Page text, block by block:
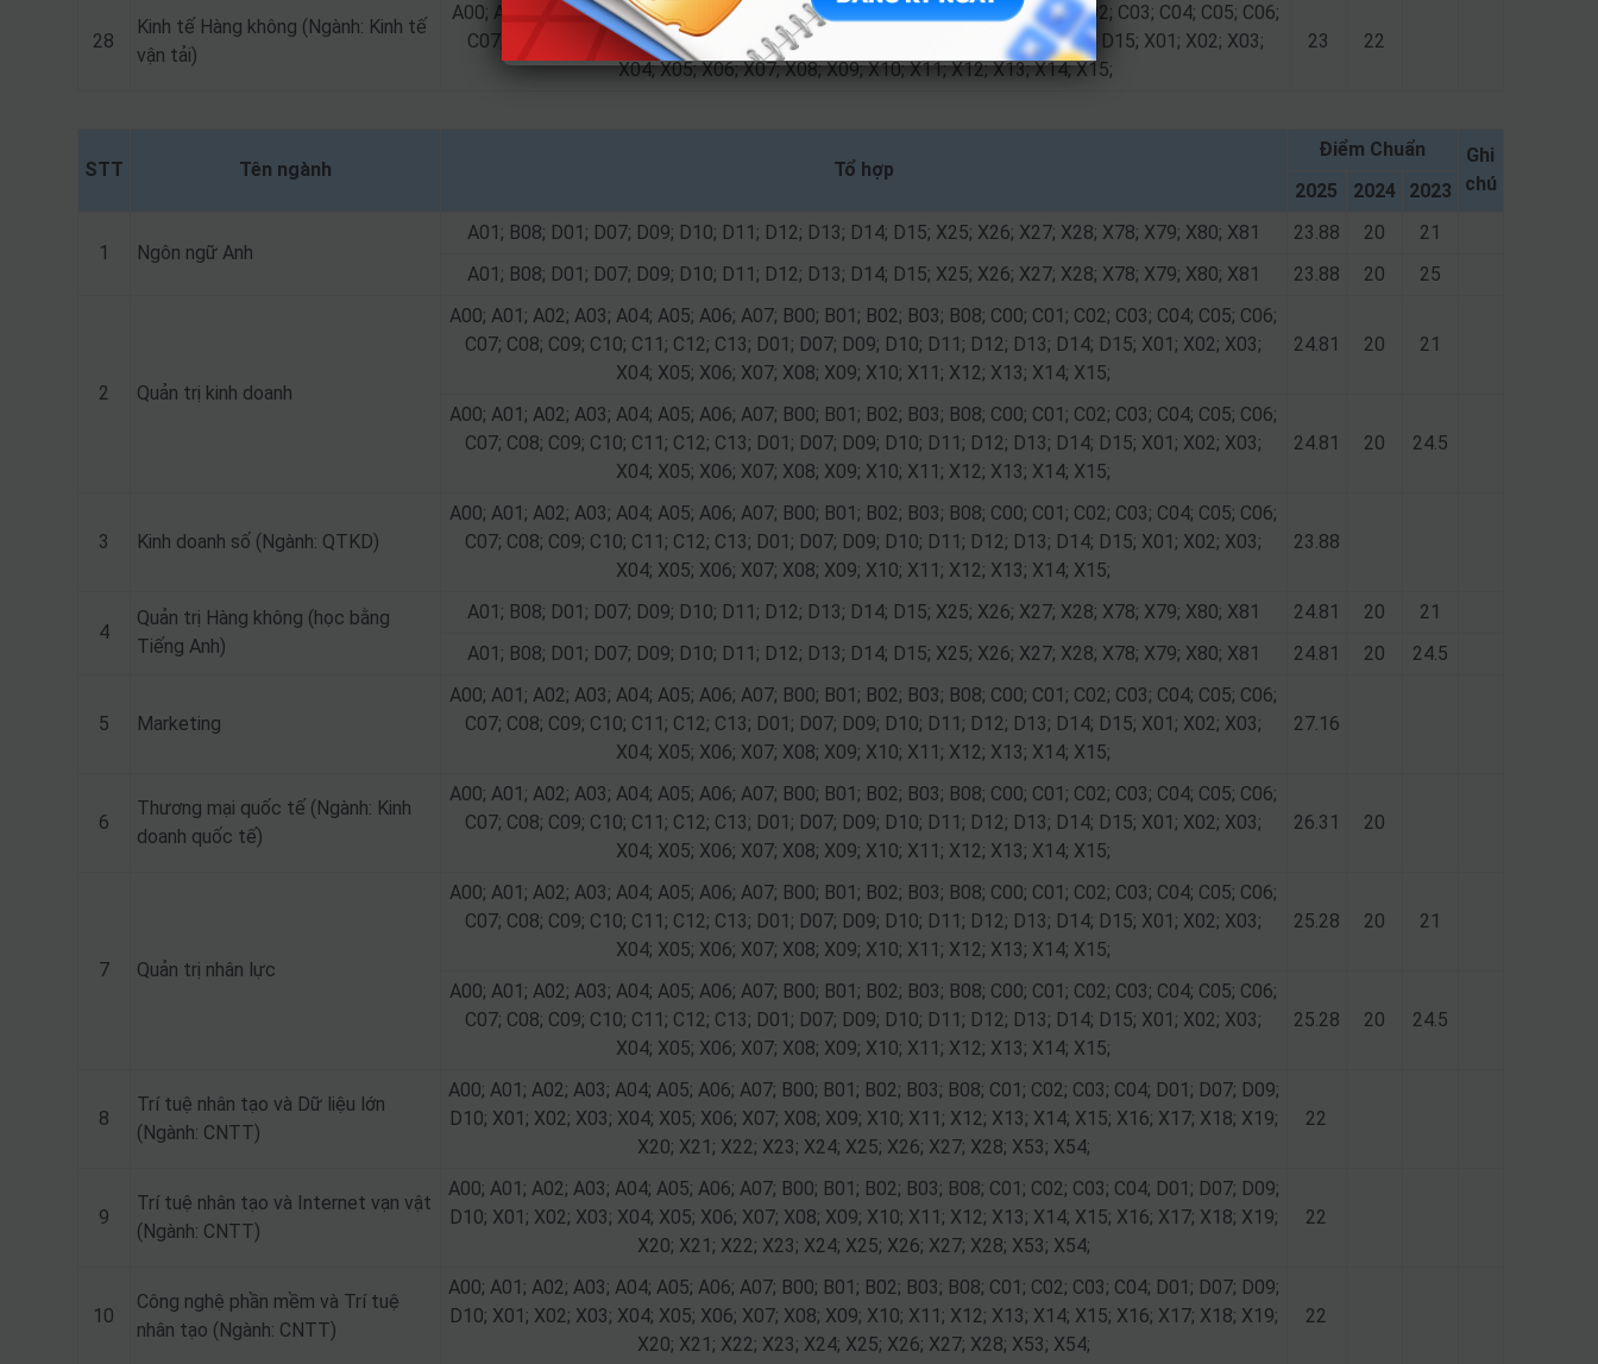
28
Kinh tế Hàng không (Ngành: Kinh tế
vận tải)
A00; A01; A02; A03; A04; A05; A06; A07; B00; B01; B02; B03; B08; C00; C01; C02; C03; C04; C05; C06;
C07; C08; C09; C10; C11; C12; C13; D01; D07; D09; D10; D11; D12; D13; D14; D15; X01; X02; X03;
X04; X05; X06; X07; X08; X09; X10; X11; X12; X13; X14; X15;
23 22
STT Tên ngành Tổ hợp
Điểm Chuẩn
Ghi
chú
2025 2024 2023
1 Ngôn ngữ Anh
A01; B08; D01; D07; D09; D10; D11; D12; D13; D14; D15; X25; X26; X27; X28; X78; X79; X80; X81 23.88 20
21
A01; B08; D01; D07; D09; D10; D11; D12; D13; D14; D15; X25; X26; X27; X28; X78; X79; X80; X81
23.88 20 25
2 Quản trị kinh doanh
A00; A01; A02; A03; A04; A05; A06; A07; B00; B01; B02; B03; B08; C00; C01; C02; C03; C04; C05; C06;
C07; C08; C09; C10; C11; C12; C13; D01; D07; D09; D10; D11; D12; D13; D14; D15; X01; X02; X03;
X04; X05; X06; X07; X08; X09; X10; X11; X12; X13; X14; X15;
24.81 20 21
A00; A01; A02; A03; A04; A05; A06; A07; B00; B01; B02; B03; B08; C00; C01; C02; C03; C04; C05; C06;
C07; C08; C09; C10; C11; C12; C13; D01; D07; D09; D10; D11; D12; D13; D14; D15; X01; X02; X03;
X04; X05; X06; X07; X08; X09; X10; X11; X12; X13; X14; X15;
24.81 20 24.5
3 Kinh doanh số (Ngành: QTKD)
A00; A01; A02; A03; A04; A05; A06; A07; B00; B01; B02; B03; B08; C00; C01; C02; C03; C04; C05; C06;
C07; C08; C09; C10; C11; C12; C13; D01; D07; D09; D10; D11; D12; D13; D14; D15; X01; X02; X03;
X04; X05; X06; X07; X08; X09; X10; X11; X12; X13; X14; X15;
23.88
4
Quản trị Hàng không (học bằng
Tiếng Anh)
A01; B08; D01; D07; D09; D10; D11; D12; D13; D14; D15; X25; X26; X27; X28; X78; X79; X80; X81 24.81 20
21
A01; B08; D01; D07; D09; D10; D11; D12; D13; D14; D15; X25; X26; X27; X28; X78; X79; X80; X81
24.81 20 24.5
5 Marketing
A00; A01; A02; A03; A04; A05; A06; A07; B00; B01; B02; B03; B08; C00; C01; C02; C03; C04; C05; C06;
C07; C08; C09; C10; C11; C12; C13; D01; D07; D09; D10; D11; D12; D13; D14; D15; X01; X02; X03;
X04; X05; X06; X07; X08; X09; X10; X11; X12; X13; X14; X15;
27.16
6
Thương mại quốc tế (Ngành: Kinh
doanh quốc tế)
A00; A01; A02; A03; A04; A05; A06; A07; B00; B01; B02; B03; B08; C00; C01; C02; C03; C04; C05; C06;
C07; C08; C09; C10; C11; C12; C13; D01; D07; D09; D10; D11; D12; D13; D14; D15; X01; X02; X03;
X04; X05; X06; X07; X08; X09; X10; X11; X12; X13; X14; X15;
26.31 20
7 Quản trị nhân lực
A00; A01; A02; A03; A04; A05; A06; A07; B00; B01; B02; B03; B08; C00; C01; C02; C03; C04; C05; C06;
C07; C08; C09; C10; C11; C12; C13; D01; D07; D09; D10; D11; D12; D13; D14; D15; X01; X02; X03;
X04; X05; X06; X07; X08; X09; X10; X11; X12; X13; X14; X15;
25.28 20 21
A00; A01; A02; A03; A04; A05; A06; A07; B00; B01; B02; B03; B08; C00; C01; C02; C03; C04; C05; C06;
C07; C08; C09; C10; C11; C12; C13; D01; D07; D09; D10; D11; D12; D13; D14; D15; X01; X02; X03;
X04; X05; X06; X07; X08; X09; X10; X11; X12; X13; X14; X15;
25.28 20 24.5
8
Trí tuệ nhân tạo và Dữ liệu lớn
(Ngành: CNTT)
A00; A01; A02; A03; A04; A05; A06; A07; B00; B01; B02; B03; B08; C01; C02; C03; C04; D01; D07; D09;
D10; X01; X02; X03; X04; X05; X06; X07; X08; X09; X10; X11; X12; X13; X14; X15; X16; X17; X18; X19;
X20; X21; X22; X23; X24; X25; X26; X27; X28; X53; X54;
22
9
Trí tuệ nhân tạo và Internet vạn vật
(Ngành: CNTT)
A00; A01; A02; A03; A04; A05; A06; A07; B00; B01; B02; B03; B08; C01; C02; C03; C04; D01; D07; D09;
D10; X01; X02; X03; X04; X05; X06; X07; X08; X09; X10; X11; X12; X13; X14; X15; X16; X17; X18; X19;
X20; X21; X22; X23; X24; X25; X26; X27; X28; X53; X54;
22
10
Công nghệ phần mềm và Trí tuệ
nhân tạo (Ngành: CNTT)
A00; A01; A02; A03; A04; A05; A06; A07; B00; B01; B02; B03; B08; C01; C02; C03; C04; D01; D07; D09;
D10; X01; X02; X03; X04; X05; X06; X07; X08; X09; X10; X11; X12; X13; X14; X15; X16; X17; X18; X19;
X20; X21; X22; X23; X24; X25; X26; X27; X28; X53; X54;
22